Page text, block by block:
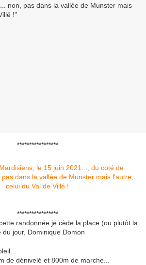
*****************
*****************
randonnée je cède la place (ou plutôt la
jour, Dominique Domon
de dénivelé et 800m de marche...